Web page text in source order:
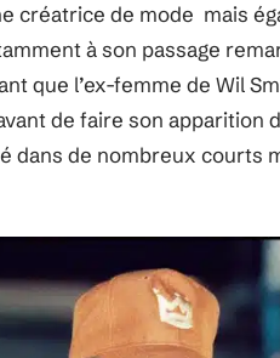
créatrice de mode mais
à son passage
que l’ex-femme de Wil
de faire son
dans de nombreux courts